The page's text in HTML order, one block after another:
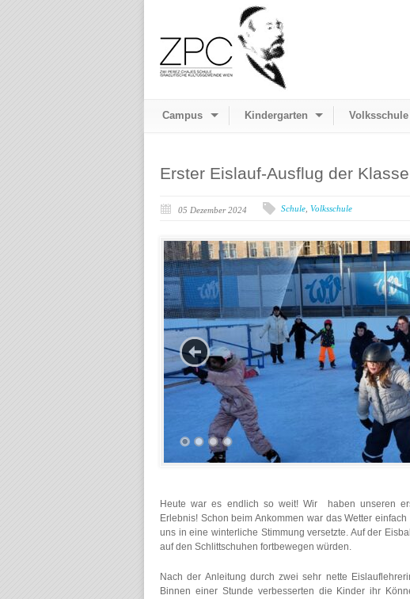
Campus Kindergarten Volksschule
Erster Eislauf-Ausflug der
05 Dezember 2024 Schule Volksschule
Heute war es endlich so weit! Wir haben unseren
Erlebnis! Schon beim Ankommen war das Wetter
uns in eine winterliche Stimmung versetzte. Auf der
auf den Schlittschuhen fortbewegen würden.
Nach der Anleitung durch zwei sehr nette
Binnen einer Stunde verbesserten die Kinder ihr